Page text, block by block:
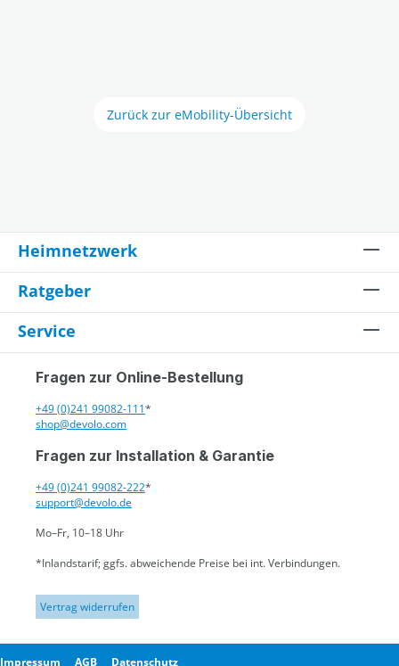
Zurück zur eMobility-Übersicht
Heimnetzwerk
Ratgeber
Service
Fragen zur Online-Bestellung
+49 (0)241 99082-111*
shop@devolo.com
Fragen zur Installation & Garantie
+49 (0)241 99082-222*
support@devolo.de
Mo–Fr, 10–18 Uhr
*Inlandstarif; ggfs. abweichende Preise bei int. Verbindungen.
Vertrag widerrufen
Impressum AGB Datenschutz